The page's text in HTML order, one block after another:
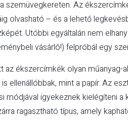
szemüvegkereten. Az
olvasható – és a lehető
Utóbbi egyáltalán nem
vásárló!) felpróbál egy
az ékszercímkék olyan műanyag-
ellenállóbbak, mint a papír. Az
módjával igyekeznek kielégíteni a
ragasztható típus, amely